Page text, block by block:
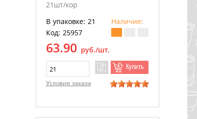
21шт/кор
В упаковке: 21
Наличие:
Код: 25957
63.90 руб./шт.
Купить
Условия заказа